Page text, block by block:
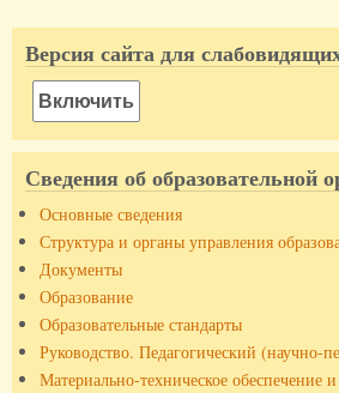
Версия сайта для
Включить
Сведения об образовательной
Основные сведения
Структура и органы управления
Документы
Образование
Образовательные стандарты
Руководство. Педагогический (научно-
Материально-техническое обеспечение